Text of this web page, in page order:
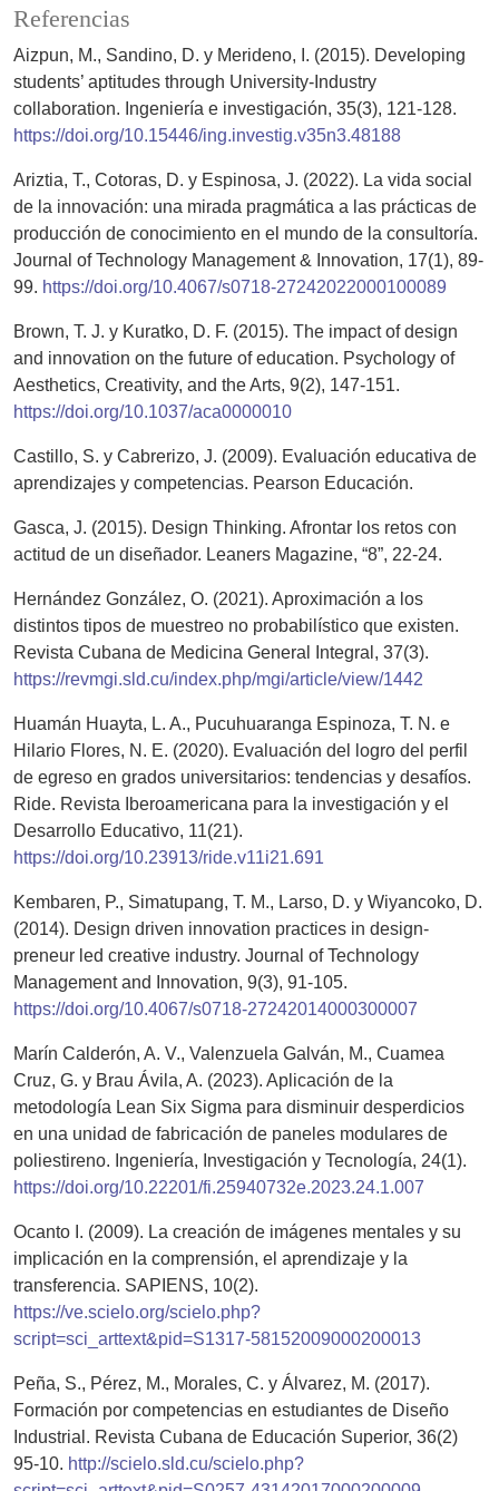
Referencias
Aizpun, M., Sandino, D. y Merideno, I. (2015). Developing
students’ aptitudes through University-Industry
collaboration. Ingeniería e investigación, 35(3), 121-128.
https://doi.org/10.15446/ing.investig.v35n3.48188
Ariztia, T., Cotoras, D. y Espinosa, J. (2022). La vida social
de la innovación: una mirada pragmática a las prácticas de
producción de conocimiento en el mundo de la consultoría.
Journal of Technology Management & Innovation, 17(1), 89-
99. https://doi.org/10.4067/s0718-27242022000100089
Brown, T. J. y Kuratko, D. F. (2015). The impact of design
and innovation on the future of education. Psychology of
Aesthetics, Creativity, and the Arts, 9(2), 147-151.
https://doi.org/10.1037/aca0000010
Castillo, S. y Cabrerizo, J. (2009). Evaluación educativa de
aprendizajes y competencias. Pearson Educación.
Gasca, J. (2015). Design Thinking. Afrontar los retos con
actitud de un diseñador. Leaners Magazine, “8”, 22-24.
Hernández González, O. (2021). Aproximación a los
distintos tipos de muestreo no probabilístico que existen.
Revista Cubana de Medicina General Integral, 37(3).
https://revmgi.sld.cu/index.php/mgi/article/view/1442
Huamán Huayta, L. A., Pucuhuaranga Espinoza, T. N. e
Hilario Flores, N. E. (2020). Evaluación del logro del perfil
de egreso en grados universitarios: tendencias y desafíos.
Ride. Revista Iberoamericana para la investigación y el
Desarrollo Educativo, 11(21).
https://doi.org/10.23913/ride.v11i21.691
Kembaren, P., Simatupang, T. M., Larso, D. y Wiyancoko, D.
(2014). Design driven innovation practices in design-
preneur led creative industry. Journal of Technology
Management and Innovation, 9(3), 91-105.
https://doi.org/10.4067/s0718-27242014000300007
Marín Calderón, A. V., Valenzuela Galván, M., Cuamea
Cruz, G. y Brau Ávila, A. (2023). Aplicación de la
metodología Lean Six Sigma para disminuir desperdicios
en una unidad de fabricación de paneles modulares de
poliestireno. Ingeniería, Investigación y Tecnología, 24(1).
https://doi.org/10.22201/fi.25940732e.2023.24.1.007
Ocanto I. (2009). La creación de imágenes mentales y su
implicación en la comprensión, el aprendizaje y la
transferencia. SAPIENS, 10(2).
https://ve.scielo.org/scielo.php?
script=sci_arttext&pid=S1317-58152009000200013
Peña, S., Pérez, M., Morales, C. y Álvarez, M. (2017).
Formación por competencias en estudiantes de Diseño
Industrial. Revista Cubana de Educación Superior, 36(2)
95-10. http://scielo.sld.cu/scielo.php?